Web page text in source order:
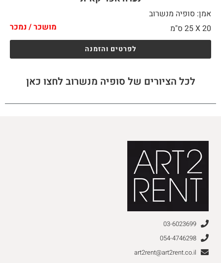
אמן: סופיה מנשרוב
20 X
מושכר / נמכר
לפרטים והזמנה
לכל הציורים של סופיה מנשרוב לחצו כאן
03-6023699
054-4746298
art2rent@art2rent.co.il